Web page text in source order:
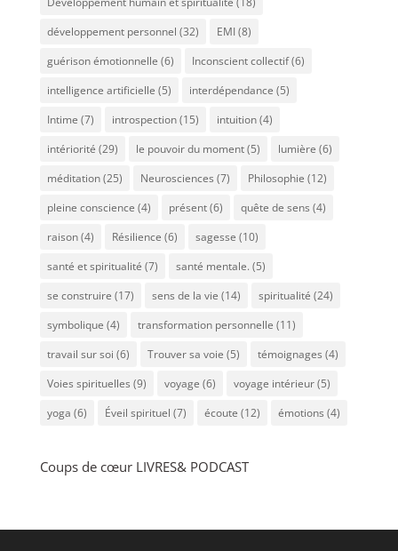
développement personnel (32) EMI(8)
guérison émotionnelle (6) Inconscient collectif(6)
intelligence artificielle (5) interdépendance (5)
Intime (7) introspection(15) intuition(4)
intériorité (29) le pouvoir du moment(5) lumière (6)
méditation(25) Neurosciences (7) Philosophie (12)
pleine conscience (4) présent(6) quête de sens (4)
raison(4) Résilience (6) sagesse (10)
santé et spiritualité (7) santé mentale. (5)
se construire (17) sens de la vie (14) spiritualité (24)
symbolique (4) transformation personnelle (11)
travail sur soi (6) Trouver sa voie (5) témoignages (4)
Voies spirituelles (9) voyage (6) voyage intérieur(5)
yoga (6) Éveil spirituel (7) écoute (12) émotions (4)
Coups de cœur LIVRES& PODCAST